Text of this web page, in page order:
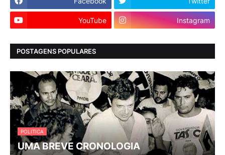
YouTube Instagram
POSTAGENS POPULARES
POLITICA
UMA BREVE CRONOLOGIA